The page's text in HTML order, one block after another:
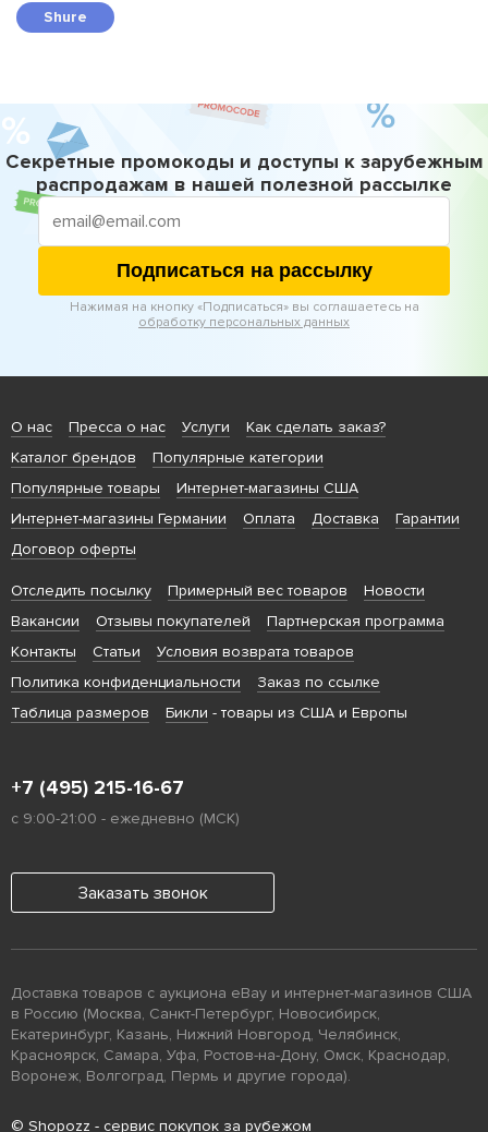
Shure
Секретные промокоды и доступы к зарубежным
распродажам в нашей полезной рассылке
Подписаться на рассылку
Нажимая на кнопку «Подписаться» вы соглашаетесь на
обработку персональных данных
О нас Пресса о нас Услуги
Как сделать заказ?
Каталог брендов
Популярные категории
Популярные товары
Интернет-магазины США
Интернет-магазины Германии
Оплата Доставка
Гарантии
Договор оферты
Отследить посылку Примерный вес товаров
Новости
Вакансии
Отзывы покупателей
Партнерская программа
Контакты
Статьи
Условия возврата товаров
Политика конфиденциальности
Заказ по ссылке
Таблица размеров
Бикли - товары из США и Европы
+7 (495) 215-16-67
с 9:00-21:00 - ежедневно (МСК)
Заказать звонок
Доставка товаров с аукциона eBay и интернет-магазинов США
в Россию (Москва, Санкт-Петербург, Новосибирск,
Екатеринбург, Казань, Нижний Новгород, Челябинск,
Красноярск, Самара, Уфа, Ростов-на-Дону, Омск, Краснодар,
Воронеж, Волгоград, Пермь и другие города).
© Shopozz - сервис покупок за рубежом